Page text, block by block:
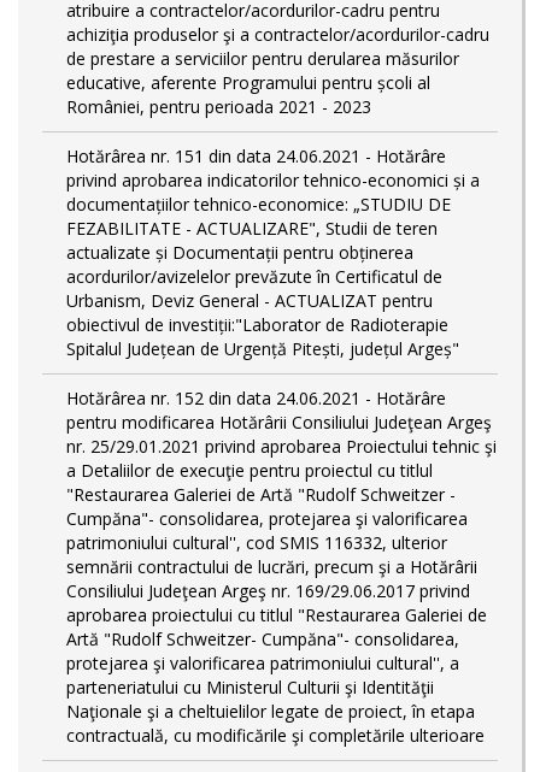
atribuire a contractelor/acordurilor-cadru pentru
achiziţia produselor şi a contractelor/acordurilor-cadru
de prestare a serviciilor pentru derularea măsurilor
educative, aferente Programului pentru școli al
României, pentru perioada 2021 - 2023
Hotărârea nr. 151 din data 24.06.2021 - Hotărâre
privind aprobarea indicatorilor tehnico-economici și a
documentațiilor tehnico-economice: „STUDIU DE
FEZABILITATE - ACTUALIZARE", Studii de teren
actualizate și Documentații pentru obținerea
acordurilor/avizelelor prevăzute în Certificatul de
Urbanism, Deviz General - ACTUALIZAT pentru
obiectivul de investiții:"Laborator de Radioterapie
Spitalul Județean de Urgență Pitești, județul Argeș"
Hotărârea nr. 152 din data 24.06.2021 - Hotărâre
pentru modificarea Hotărârii Consiliului Judeţean Argeş
nr. 25/29.01.2021 privind aprobarea Proiectului tehnic şi
a Detaliilor de execuţie pentru proiectul cu titlul
"Restaurarea Galeriei de Artă "Rudolf Schweitzer -
Cumpăna"- consolidarea, protejarea şi valorificarea
patrimoniului cultural'', cod SMIS 116332, ulterior
semnării contractului de lucrări, precum şi a Hotărârii
Consiliului Judeţean Argeş nr. 169/29.06.2017 privind
aprobarea proiectului cu titlul "Restaurarea Galeriei de
Artă "Rudolf Schweitzer- Cumpăna"- consolidarea,
protejarea şi valorificarea patrimoniului cultural'', a
parteneriatului cu Ministerul Culturii şi Identităţii
Naţionale şi a cheltuielilor legate de proiect, în etapa
contractuală, cu modificările şi completările ulterioare